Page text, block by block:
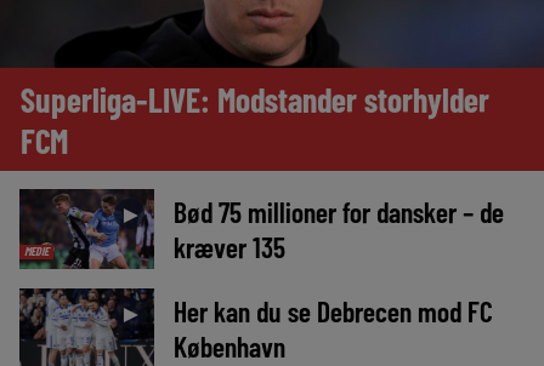
Superliga-LIVE: Modstander storhylder
FCM
MEDIE
►
Bød 75 millioner for dansker – de
kræver 135
►
Her kan du se Debrecen mod FC
København